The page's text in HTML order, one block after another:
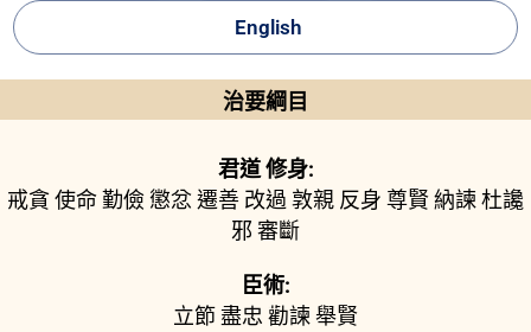
English
治要綱目
君道 修身:
戒貪使命勤儉懲忿 遷善 改過 敦親 反身 尊賢納諫 杜讒
邪 審斷
臣術:
立節盡忠 勸諫 舉賢